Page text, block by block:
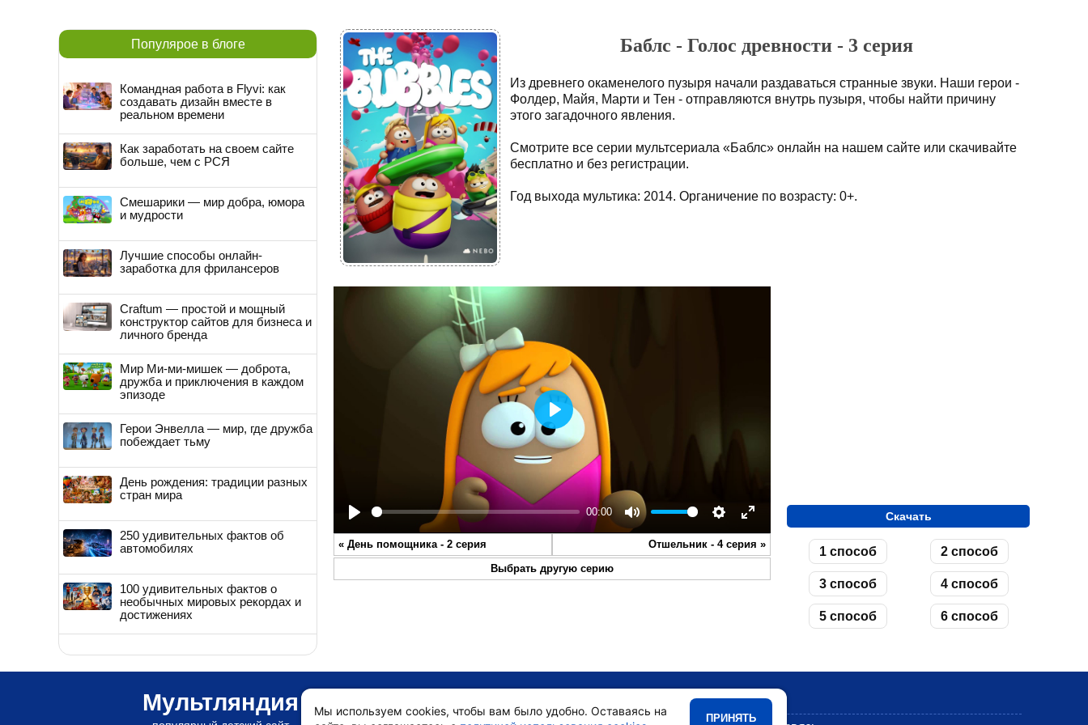
Баблс - Голос древности - 3 серия
Из древнего окаменелого пузыря начали раздаваться странные звуки. Наши герои -
Фолдер, Майя, Марти и Тен - отправляются внутрь пузыря, чтобы найти причину
этого загадочного явления.
Смотрите все серии мультсериала «Баблс» онлайн на нашем сайте или скачивайте
бесплатно и без регистрации.
Год выхода мультика: 2014. Органичение по возрасту: 0+.
Play
00:00
Mute Settings
Enter
fullscreen
Play
« День помощника - 2 серия Отшельник - 4 серия »
Выбрать другую серию
Скачать
1 способ 2 способ
3 способ 4 способ
5 способ 6 способ
Популярое в блоге
Командная работа в Flyvi: как
создавать дизайн вместе в
реальном времени
Как заработать на своем сайте
больше, чем с РСЯ
Смешарики — мир добра, юмора
и мудрости
Лучшие способы онлайн-
заработка для фрилансеров
Craftum — простой и мощный
конструктор сайтов для бизнеса и
личного бренда
Мир Ми-ми-мишек — доброта,
дружба и приключения в каждом
эпизоде
Герои Энвелла — мир, где дружба
побеждает тьму
День рождения: традиции разных
стран мира
250 удивительных фактов об
автомобилях
100 удивительных фактов о
необычных мировых рекордах и
достижениях
Мультляндия •Мультики
Мы используем cookies, чтобы вам было удобно. Оставаясь на
ПРИНЯТЬ